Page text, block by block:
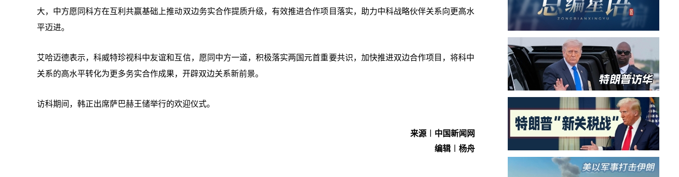
大，中方愿同科方在互利共赢基础上推动双边务实合作提质升级，有效推进合作项目落实，助力中科战略伙伴关系向更高水
平迈进。
艾哈迈德表示，科威特珍视科中友谊和互信，愿同中方一道，积极落实两国元首重要共识，加快推进双边合作项目，将科中
关系的高水平转化为更多务实合作成果，开辟双边关系新前景。
访科期间，韩正出席萨巴赫王储举行的欢迎仪式。
来源︱​中国新闻网
编辑︱杨舟